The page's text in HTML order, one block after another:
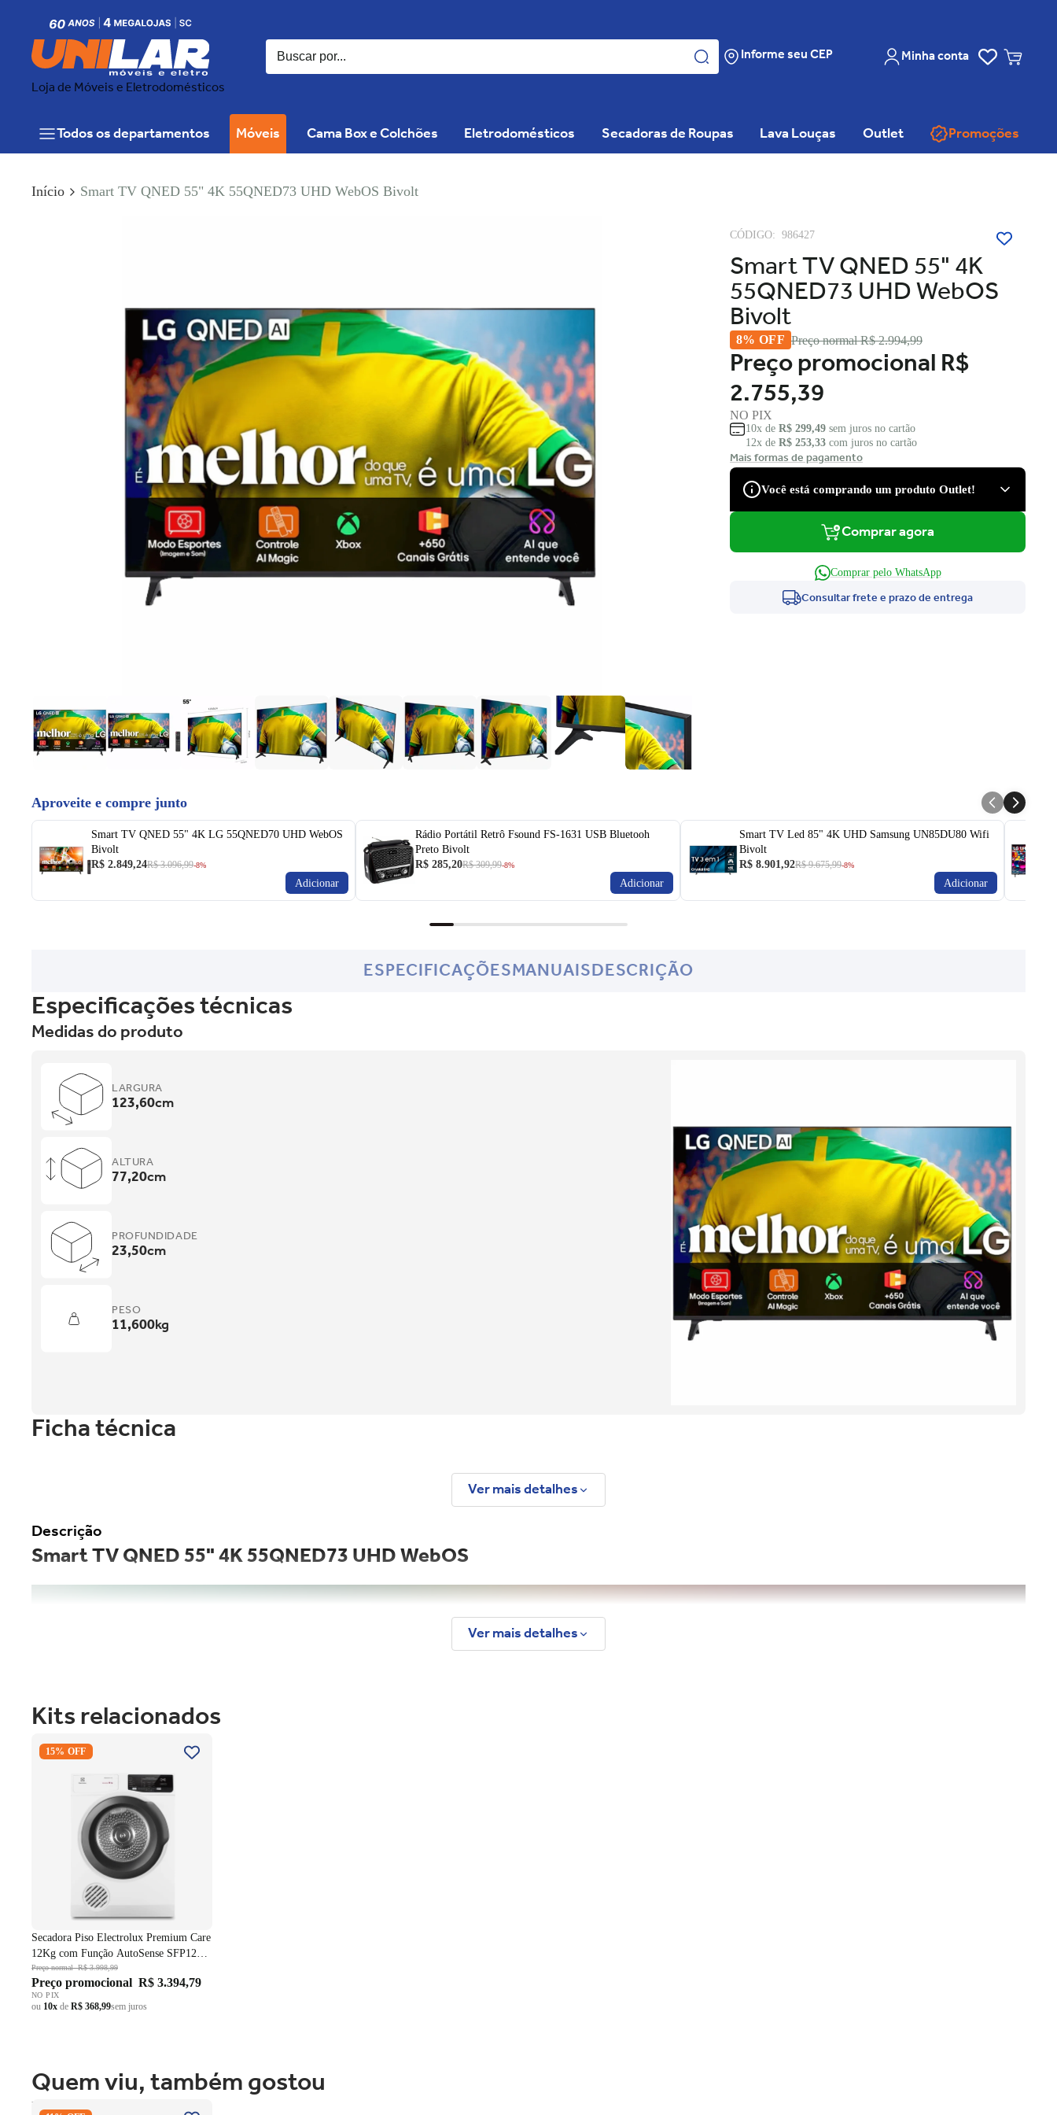
Loja de Móveis e Eletrodomésticos
Informe seu CEP Minha conta
Todos os departamentos Móveis Cama Box e Colchões Eletrodomésticos Secadoras de Roupas Lava Louças Outlet Promoções
Início Smart TV QNED 55" 4K 55QNED73 UHD WebOS Bivolt
CÓDIGO: 986427
Smart TV QNED 55" 4K
55QNED73 UHD WebOS
Bivolt
8% OFF Preço normalR$ 2.994,99
Preço promocionalR$
2.755,39
NO PIX
10x de R$ 299,49 sem juros no cartão
12x de R$ 253,33 com juros no cartão
Mais formas de pagamento
Você está comprando um produto Outlet!
São produtos com desconto de várias marcas, que podem
e amassados, que tiveram suas embalagens danificadas, ou
serem apenas ponta de estoque, não tendo nenhum dano.
Comprar agora
Comprar pelo WhatsApp
Consultar frete e prazo de entrega
Aproveite e compre junto
Smart TV QNED 55" 4K LG 55QNED70 UHD WebOS
Bivolt
R$ 2.849,24R$ 3.096,99-8%
Adicionar
Rádio Portátil Retrô Fsound FS-1631 USB Bluetooh
Preto Bivolt
R$ 285,20R$ 309,99-8%
Adicionar
Smart TV Led 85" 4K UHD Samsung UN85DU80 Wifi
Bivolt
R$ 8.901,92R$ 9.675,99-8%
Adicionar
ESPECIFICAÇÕESMANUAISDESCRIÇÃO
Especificações técnicas
Medidas do produto
LARGURA
123,60cm
ALTURA
77,20cm
PROFUNDIDADE
23,50cm
PESO
11,600kg
Ficha técnica
Ver mais detalhes
Descrição
Smart TV QNED 55" 4K 55QNED73 UHD WebOS
Ver mais detalhes
Kits relacionados
Care 12Kg com Função AutoSense
15% OFF
Secadora Piso Electrolux Premium Care
12Kg com Função AutoSense SFP12
Branco 220V
Preço normalR$ 3.998,99
Preço promocional R$ 3.394,79
NO PIX
ou 10x de R$ 368,99sem juros
Quem viu, também gostou
Fogão 4 Bocas Brastemp de